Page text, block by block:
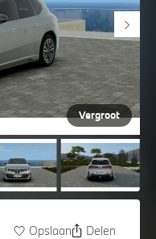
Vergroot
Opslaan Delen